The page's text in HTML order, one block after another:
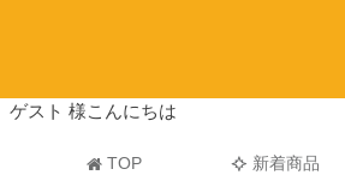
ゲスト 様こんにちは
TOP 新着商品